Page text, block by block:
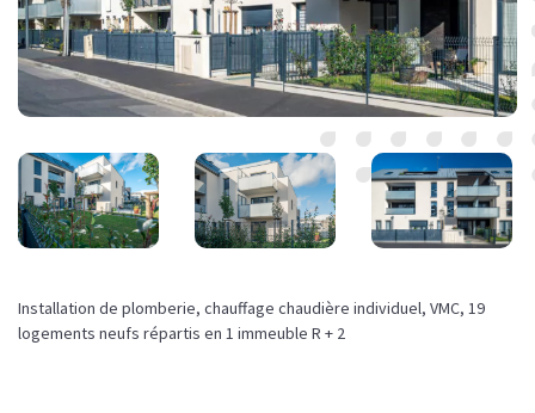
Installation de plomberie, chauffage chaudière individuel, VMC, 19
logements neufs répartis en 1 immeuble R + 2